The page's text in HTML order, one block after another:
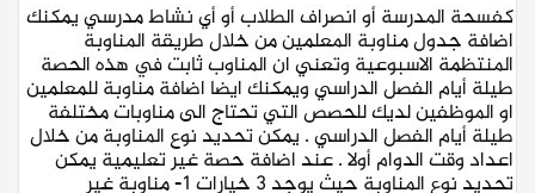
كفسحة المدرسة أو انصراف الطلاب أو أي نشاط مدرسي يمكنك
اضافة جدول مناوبة المعلمين من خلال طريقة المناوبة
المنتظمة الاسبوعية وتعني ان المناوب ثابت في هذه الحصة
طيلة أيام الفصل الدراسي ويمكنك ايضا اضافة مناوبة للمعلمين
او الموظفين لديك للحصص التي تحتاج الى مناوبات مختلفة
طيلة أيام الفصل الدراسي . يمكن تحديد نوع المناوبة من خلال
اعداد وقت الدوام أولا . عند اضافة حصة غير تعليمية يمكن
تحديد نوع المناوبة حيث يوجد 3 خيارات 1- مناوبة غير